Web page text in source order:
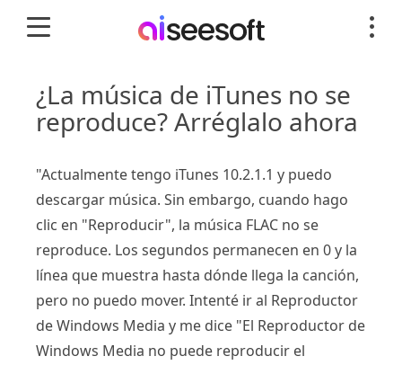
¿La música de iTunes no se
reproduce? Arréglalo ahora
"Actualmente tengo iTunes 10.2.1.1 y puedo
descargar música. Sin embargo, cuando hago
clic en "Reproducir", la música FLAC no se
reproduce. Los segundos permanecen en 0 y la
línea que muestra hasta dónde llega la canción,
pero no puedo mover. Intenté ir al Reproductor
de Windows Media y me dice "El Reproductor de
Windows Media no puede reproducir el